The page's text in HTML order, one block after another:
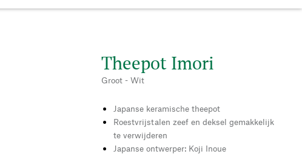
Theepot Imori
Groot - Wit
Japanse keramische theepot
Roestvrijstalen zeef en deksel gemakkelijk
te verwijderen
Japanse ontwerper: Koji Inoue